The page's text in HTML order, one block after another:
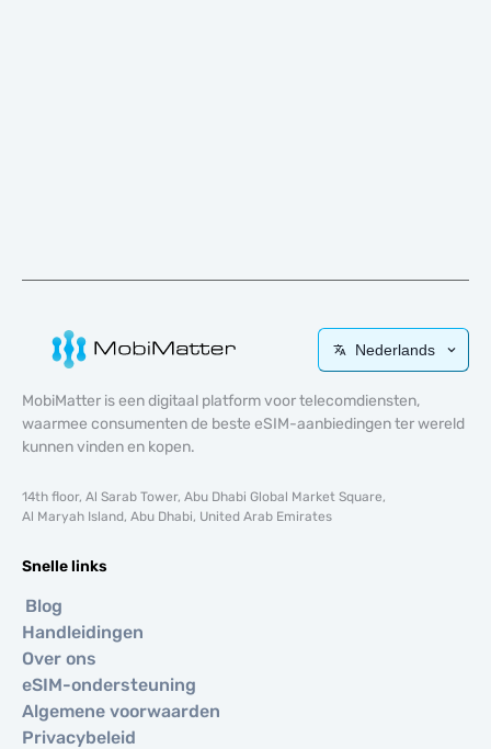
Nederlands
MobiMatter is een digitaal platform voor telecomdiensten,
waarmee consumenten de beste eSIM-aanbiedingen ter wereld
kunnen vinden en kopen.
14th floor, Al Sarab Tower, Abu Dhabi Global Market Square,
Al Maryah Island, Abu Dhabi, United Arab Emirates
Snelle links
Blog
Handleidingen
Over ons
eSIM-ondersteuning
Algemene voorwaarden
Privacybeleid